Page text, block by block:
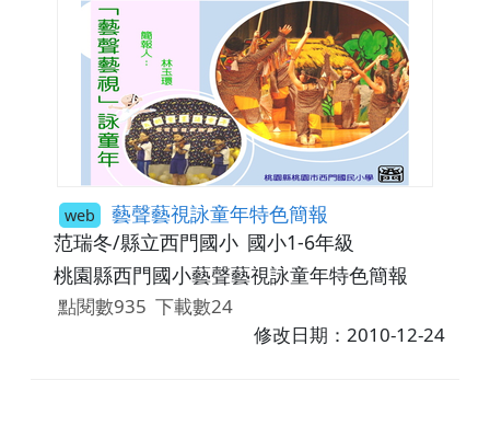
web 藝聲藝視詠童年特色簡報
范瑞冬/縣立西門國小 國小1-6年級
桃園縣西門國小藝聲藝視詠童年特色簡報
點閱數935 下載數24
修改日期：2010-12-24